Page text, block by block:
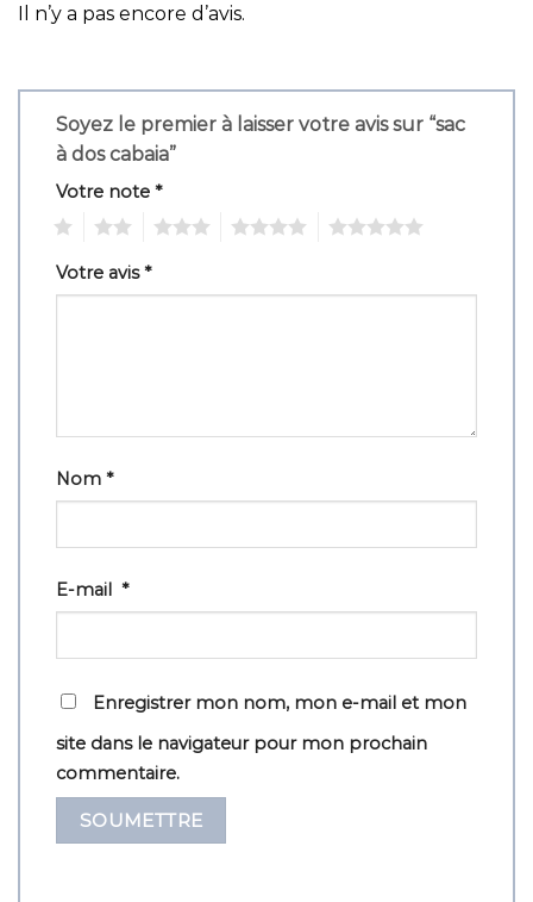
Il n’y a pas encore d’avis.
Soyez le premier à laisser votre avis sur “sac
à dos cabaia”
Votre note *
Votre avis*
Nom *
E-mail *
Enregistrer mon nom, mon e-mail et mon
site dans le navigateur pour mon prochain
commentaire.